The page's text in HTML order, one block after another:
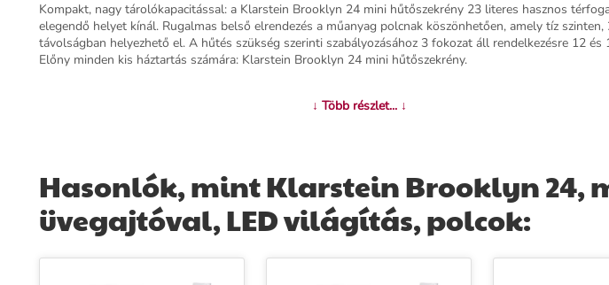
Kompakt, nagy tárolókapacitással: a Klarstein Brooklyn 24 mini hűtőszekrény 23 literes hasznos
elegendő helyet kínál. Rugalmas belső elrendezés a műanyag polcnak köszönhetően, amely tíz szinten,
távolságban helyezhető el. A hűtés szükség szerinti szabályozásához 3 fokozat áll rendelkezésre 12 és
Előny minden kis háztartás számára: Klarstein Brooklyn 24 mini hűtőszekrény.
↓ Több részlet... ↓
Hasonlók, mint Klarstein Brooklyn 24,
üvegajtóval, LED világítás, polcok: